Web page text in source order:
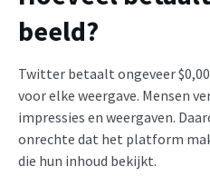
beeld?
Twitter betaalt ongeveer
voor elke weergave. Mensen
impressies en weergaven.
onrechte dat het platform
die hun inhoud bekijkt.